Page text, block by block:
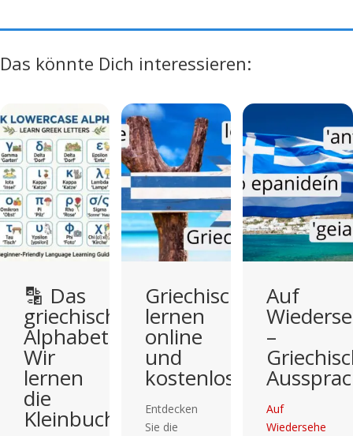
Das könnte Dich interessieren:
Griechisch
lernen
online
und
kostenlos
Entdecken
Sie die
Auf
Wiedersehen
–
Griechische
Aussprache
Auf
Wiedersehe
🔠 Das
Wir
lernen
die